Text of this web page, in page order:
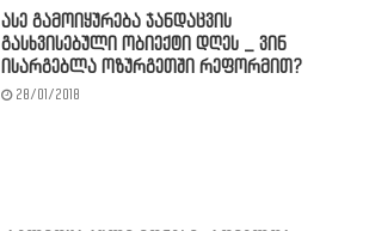
ასე გამოიყურება ჯანდაცვის
გასხვისებული ობიექტი დღეს _ ვინ
ისარგებლა ოზურგეთში რეფორმით?
28/01/2018